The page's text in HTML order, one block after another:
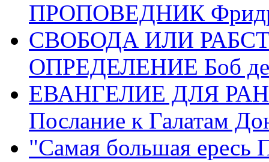
ПРОПОВЕДНИК
СВОБОДА ИЛИ
ОПРЕДЕЛЕНИЕ Боб де
ЕВАНГЕЛИЕ ДЛЯ
Послание к Галатам
"Самая большая ересь